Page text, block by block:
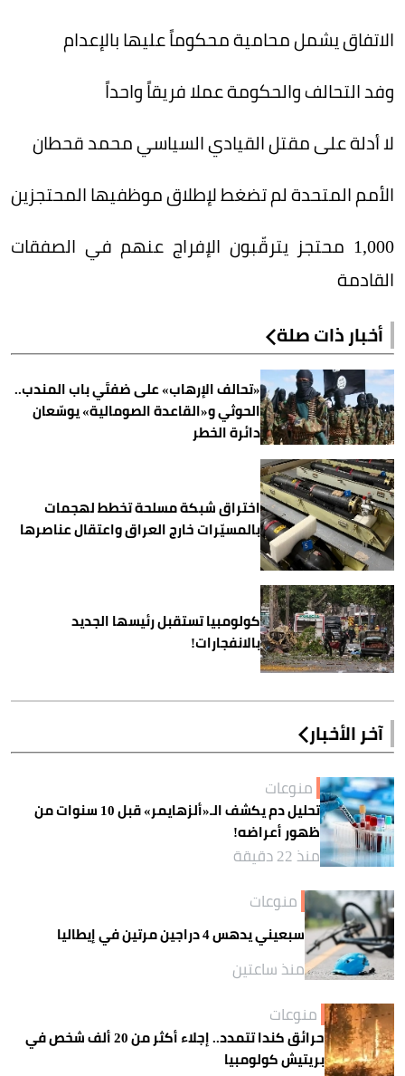
الاتفاق يشمل محامية محكوماً عليها بالإعدام
وفد التحالف والحكومة عملا فريقاً واحداً
لا أدلة على مقتل القيادي السياسي محمد قحطان
الأمم المتحدة لم تضغط لإطلاق موظفيها المحتجزين
1,000 محتجز يترقّبون الإفراج عنهم في الصفقات
القادمة
أخبار ذات صلة
«تحالف الإرهاب» على ضفتَي باب المندب..
الحوثي و«القاعدة الصومالية» يوسّعان
دائرة الخطر
اختراق شبكة مسلحة تخطط لهجمات
بالمسيّرات خارج العراق واعتقال عناصرها
كولومبيا تستقبل رئيسها الجديد
بالانفجارات!
آخر الأخبار
منوعات
تحليل دم يكشف الـ«ألزهايمر» قبل 10 سنوات من
ظهور أعراضه!
منذ 22 دقيقة
منوعات
سبعيني يدهس 4 دراجين مرتين في إيطاليا
منذ ساعتين
منوعات
حرائق كندا تتمدد.. إجلاء أكثر من 20 ألف شخص في
بريتيش كولومبيا